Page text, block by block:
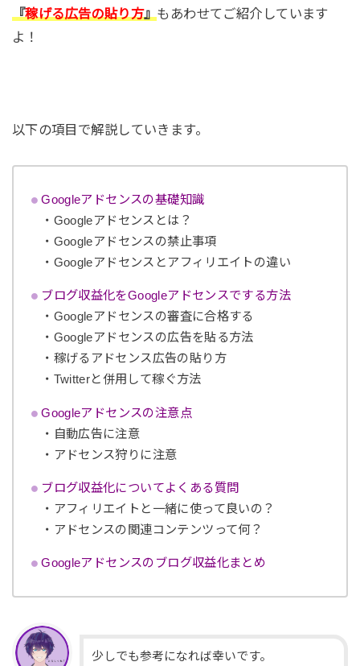
『稼げる広告の貼り方』もあわせてご紹介しています
よ！
以下の項目で解説していきます。
Googleアドセンスの基礎知識
・Googleアドセンスとは？
・Googleアドセンスの禁止事項
・Googleアドセンスとアフィリエイトの違い
ブログ収益化をGoogleアドセンスでする方法
・Googleアドセンスの審査に合格する
・Googleアドセンスの広告を貼る方法
・稼げるアドセンス広告の貼り方
・Twitterと併用して稼ぐ方法
Googleアドセンスの注意点
・自動広告に注意
・アドセンス狩りに注意
ブログ収益化についてよくある質問
・アフィリエイトと一緒に使って良いの？
・アドセンスの関連コンテンツって何？
Googleアドセンスのブログ収益化まとめ
少しでも参考になれば幸いです。